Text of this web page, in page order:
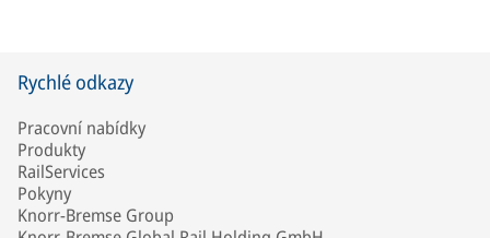
Rychlé odkazy
Pracovní nabídky
Produkty
RailServices
Pokyny
Knorr-Bremse Group